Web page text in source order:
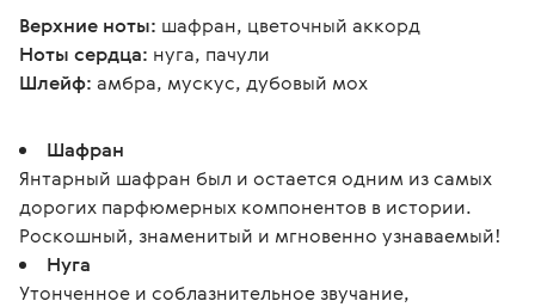
Верхние ноты: шафран, цветочный аккорд
Ноты сердца: нуга, пачули
Шлейф: амбра, мускус, дубовый мох
Шафран
Янтарный шафран был и остается одним из самых
дорогих парфюмерных компонентов в истории.
Роскошный, знаменитый и мгновенно узнаваемый!
Нуга
Утонченное и соблазнительное звучание,